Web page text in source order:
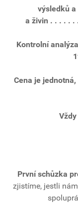
výsledků
a živin . . . . . .
Kontrolní
Cena je
První schůzka
zjistíme, jestli